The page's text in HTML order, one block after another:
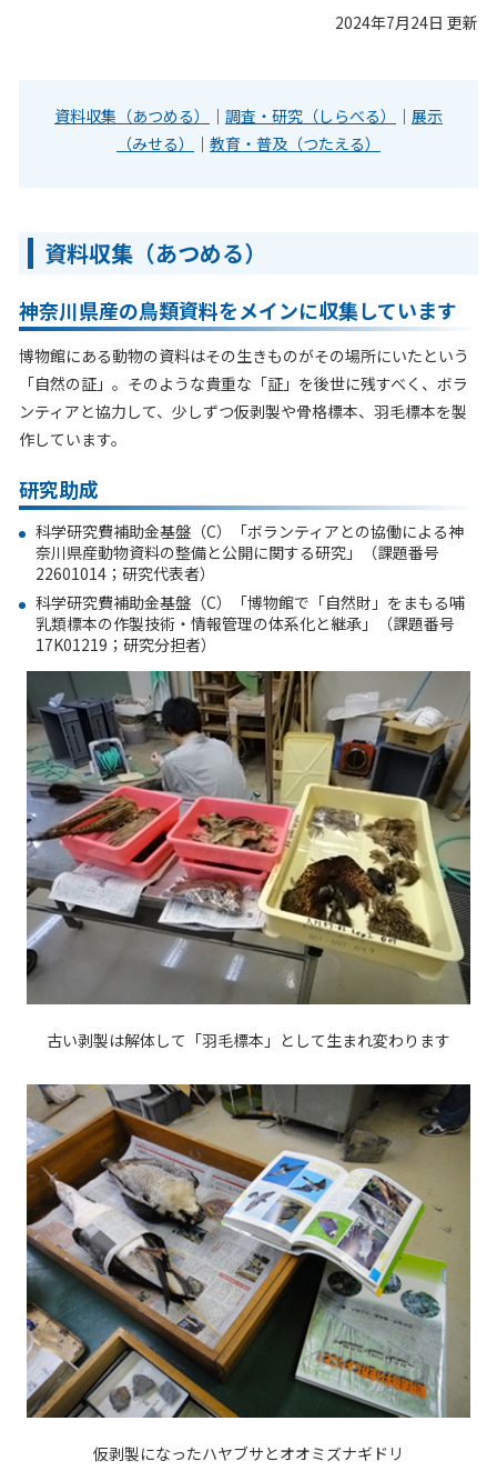
2024年7月24日 更新
資料収集（あつめる） ｜ 調査・研究（しらべる） ｜ 展示
（みせる）
｜ 教育・普及（つたえる）
資料収集（あつめる）
神奈川県産の鳥類資料をメインに収集しています
博物館にある動物の資料はその生きものがその場所にいたという
「自然の証」。そのような貴重な「証」を後世に残すべく、ボラ
ンティアと協力して、少しずつ仮剥製や骨格標本、羽毛標本を製
作しています。
研究助成
科学研究費補助金基盤（C）「ボランティアとの協働による神
奈川県産動物資料の整備と公開に関する研究」（課題番号
22601014；研究代表者）
科学研究費補助金基盤（C）「博物館で「自然財」をまもる哺
乳類標本の作製技術・情報管理の体系化と継承」（課題番号
17K01219；研究分担者）
古い剥製は解体して「羽毛標本」として生まれ変わります
仮剥製になったハヤブサとオオミズナギドリ